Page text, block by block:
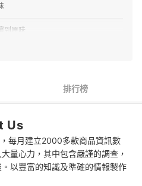
到原味
排行榜
Us
每月建立2000多款商品資訊數
量心力，其中包含嚴謹的調查，
以豐富的知識及準確的情報製作